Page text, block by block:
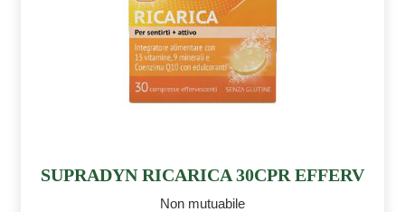
SUPRADYN RICARICA 30CPR EFFERV
Non mutuabile